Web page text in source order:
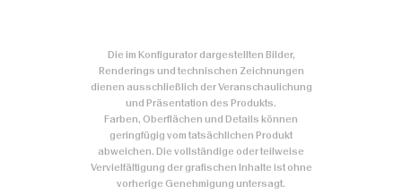
Die im Konfigurator dargestellten Bilder,
Renderings und technischen Zeichnungen
dienen ausschließlich der Veranschaulichung
und Präsentation des Produkts.
Farben, Oberflächen und Details können
geringfügig vom tatsächlichen Produkt
abweichen. Die vollständige oder teilweise
Vervielfältigung der grafischen Inhalte ist ohne
vorherige Genehmigung untersagt.